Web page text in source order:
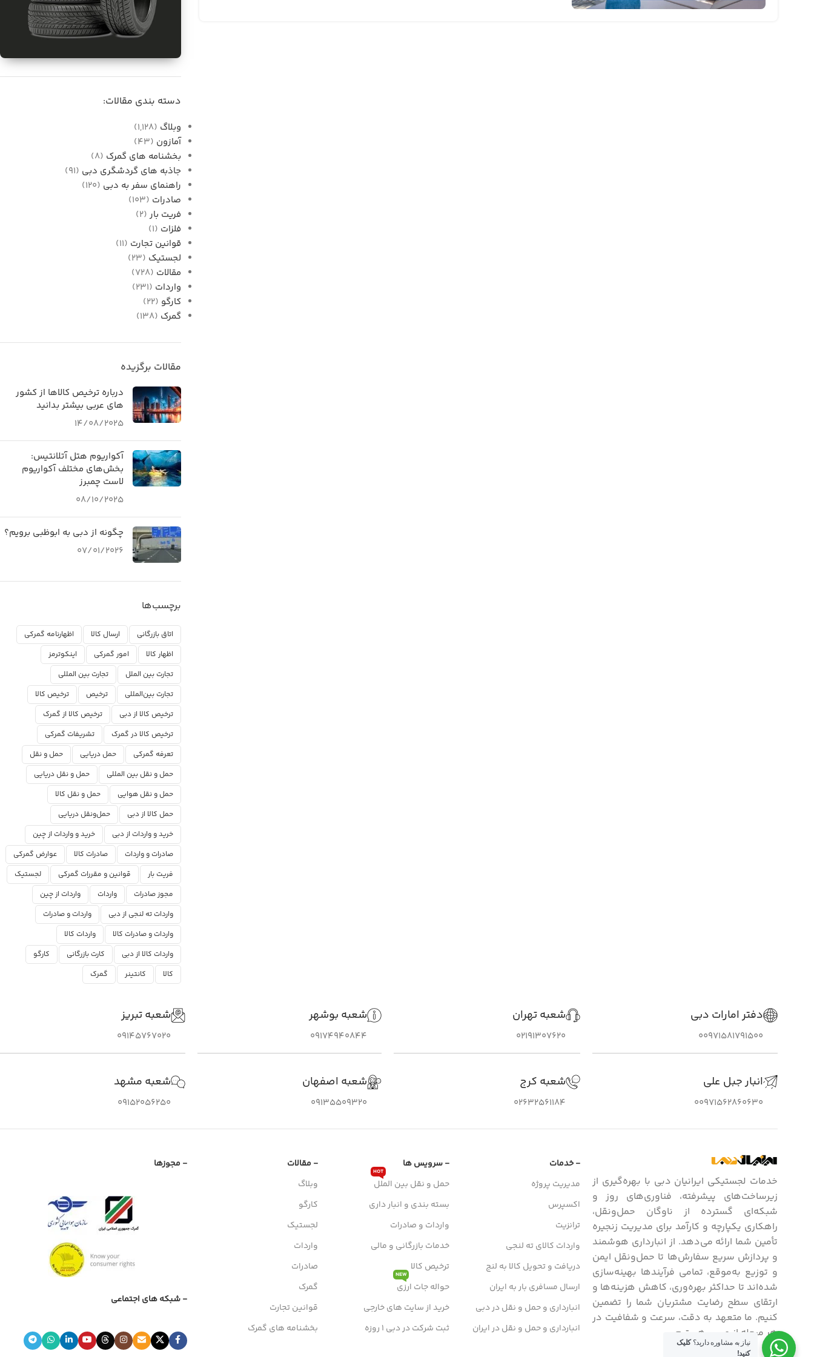
واردات قطعات خودرو از
دسته بندی مقالات:
وبلاگ (1,128)
آمازون (43)
بخشنامه های گمرک (8)
جاذبه های گردشگری دبی (91)
راهنمای سفر به دبی (120)
صادرات (103)
فریت بار (2)
فلزات (1)
قوانین تجارت (11)
لجستیک (23)
مقالات (728)
واردات (231)
کارگو (22)
گمرک (138)
مقالات برگزیده
درباره ترخیص کالاها از کشور
های عربی بیشتر بدانید
14/08/2025
آکواریوم هتل آتلانتیس:
بخش‌های مختلف آکواریوم
لاست چمبرز
08/10/2025
چگونه از دبی به ابوظبی برویم؟
07/01/2026
برچسب‌ها
اتاق بازرگانی ارسال کالا
اظهارنامه گمرکی
اظهار کالا
امور گمرکی
اینکوترمز
تجارت بین الملل
تجارت بین المللی
تجارت بین‌المللی
ترخیص
ترخیص کالا
ترخیص کالا از دبی
ترخیص کالا از گمرک
ترخیص کالا در گمرک
تشریفات گمرکی
تعرفه گمرکی
حمل دریایی
حمل و نقل
حمل و نقل بین المللی
حمل و نقل دریایی
حمل و نقل هوایی
حمل و نقل کالا
حمل کالا از دبی
حمل‌ونقل دریایی
خرید و واردات از دبی
خرید و واردات از چین
صادرات و واردات
صادرات کالا
عوارض گمرکی
فریت بار
قوانین و مقررات گمرکی
لجستیک
مجوز صادرات
واردات
واردات از چین
واردات ته لنجی از دبی
واردات و صادرات
واردات و صادرات کالا
واردات کالا
واردات کالا از دبی
کارت بازرگانی
کارگو
کالا
کانتینر گمرک
دفتر امارات دبی
00971581791500
انبار جبل علی
00971562860630
شعبه تهران
02191307620
شعبه کرج
02632561184
شعبه بوشهر
09174940844
شعبه اصفهان
09135509320
شعبه تبریز
09145767020
شعبه مشهد
09152056250
خدمات لجستیکی ایرانیان دبی با بهره‌گیری از
زیرساخت‌های پیشرفته، فناوری‌های روز و
شبکه‌ای گسترده از ناوگان حمل‌ونقل،
راهکاری یکپارچه و کارآمد برای مدیریت زنجیره
تأمین شما ارائه می‌دهد. از انبارداری هوشمند
و پردازش سریع سفارش‌ها تا حمل‌ونقل ایمن
و توزیع به‌موقع، تمامی فرآیندها بهینه‌سازی
شده‌اند تا حداکثر بهره‌وری، کاهش هزینه‌ها و
ارتقای سطح رضایت مشتریان شما را تضمین
کنیم. ما متعهد به دقت، سرعت و شفافیت در
هر مرحله از مسیر هستیم.
- خدمات
مدیریت پروژه
اکسپرس
ترانزیت
واردات کالای ته لنجی
دریافت و تحویل کالا به لنج
ارسال مسافری بار به ایران
انبارداری و حمل و نقل در دبی
انبارداری و حمل و نقل در ایران
- سرویس ها
حمل و نقل بین الملل
HOT
بسته بندی و انبار داری
واردات و صادرات
خدمات بازرگانی و مالی
ترخیص کالا
حواله جات ارزی
NEW
خرید از سایت های خارجی
ثبت شرکت در دبی 1 روزه
- مقالات
وبلاگ
کارگو
لجستیک
واردات
صادرات
گمرک
قوانین تجارت
بخشنامه های گمرک
- مجوزها
- شبکه های اجتماعی
نیاز به مشاوره دارید؟کلیک
کنید!